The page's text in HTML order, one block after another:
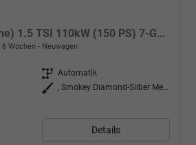
Sportline (Sportline) 1.5 TSI 110kW (150 PS) 7-Gang DSG
6 Wochen Neuwagen
Getriebe Automatik
Außenfarbe
, Smokey Diamond-Silber Metallic (B3)
Details